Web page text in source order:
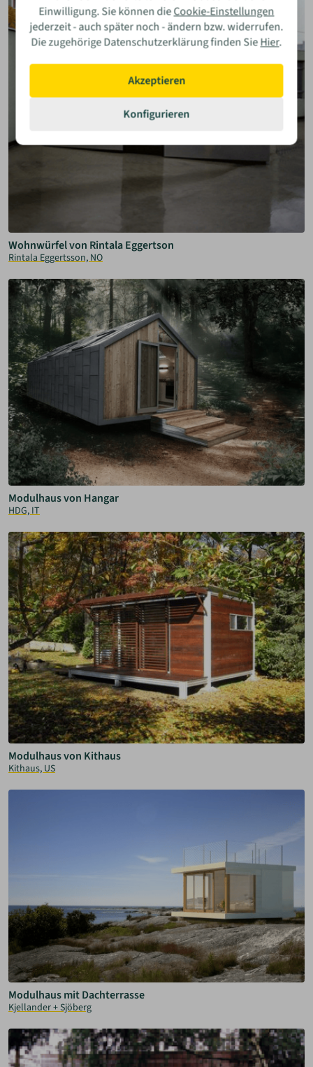
Wohnwürfel von Rintala Eggertson
Rintala Eggertsson, NO
Modulhaus von Hangar
HDG, IT
Modulhaus von Kithaus
Kithaus, US
Modulhaus mit Dachterrasse
Kjellander + Sjöberg
Einwilligung. Sie können dieCookie-Einstellungen
jederzeit - auch später noch - ändern bzw. widerrufen.
Die zugehörige Datenschutzerklärung finden SieHier.
Akzeptieren
Konfigurieren